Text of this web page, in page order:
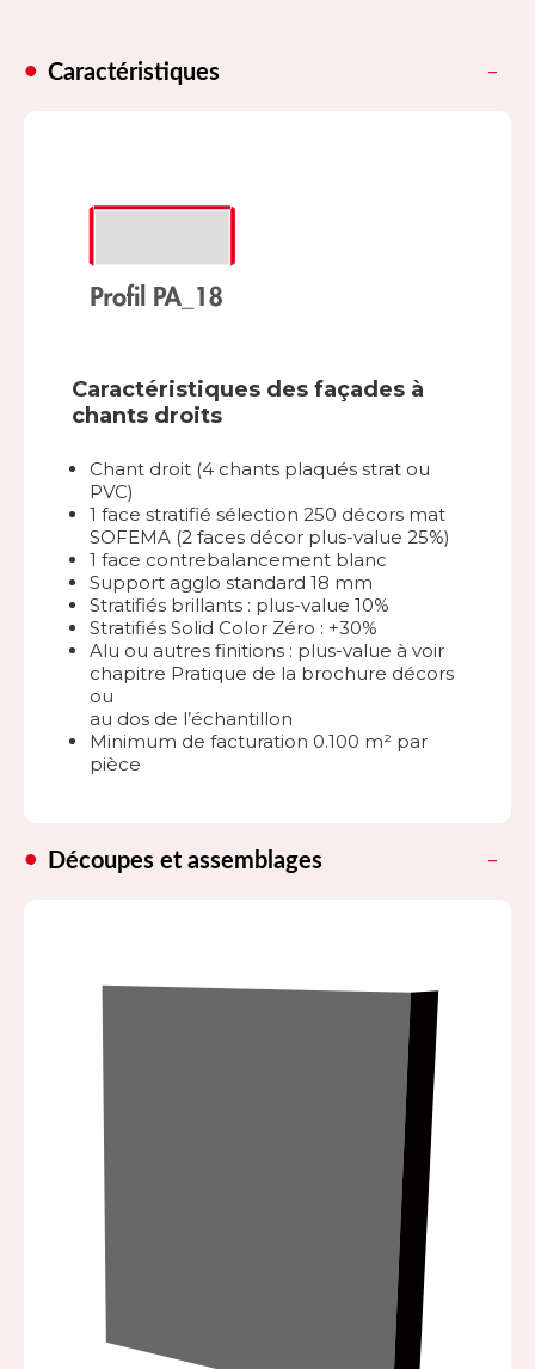
Caractéristiques
Caractéristiques des façades à
chants droits
Chant droit (4 chants plaqués strat ou
PVC)
1 face stratifié sélection 250 décors mat
SOFEMA (2 faces décor plus-value 25%)
1 face contrebalancement blanc
Support agglo standard 18 mm
Stratifiés brillants : plus-value 10%
Stratifiés Solid Color Zéro : +30%
Alu ou autres finitions : plus-value à voir
chapitre Pratique de la brochure décors
ou
au dos de l’échantillon
Minimum de facturation 0.100 m² par
pièce
Découpes et assemblages